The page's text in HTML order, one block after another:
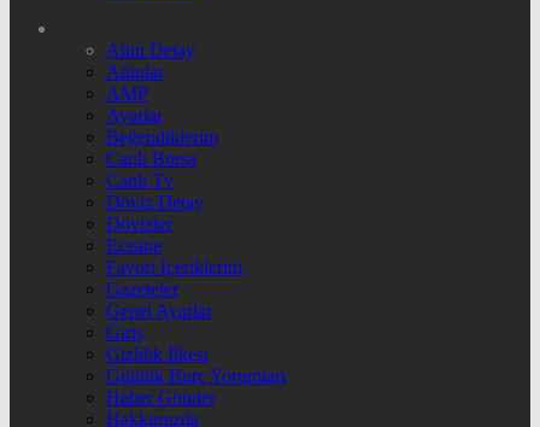
Altın Detay
Altınlar
AMP
Ayarlar
Beğendiklerim
Canlı Borsa
Canlı Tv
Döviz Detay
Dövizler
Eczane
Favori İçeriklerim
Gazeteler
Genel Ayarlar
Giriş
Gizlilik İlkesi
Günlük Burç Yorumları
Haber Gönder
Hakkımızda